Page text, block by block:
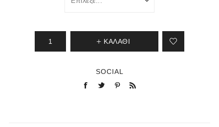
ΚΑΛΆΘΙ
SOCIAL